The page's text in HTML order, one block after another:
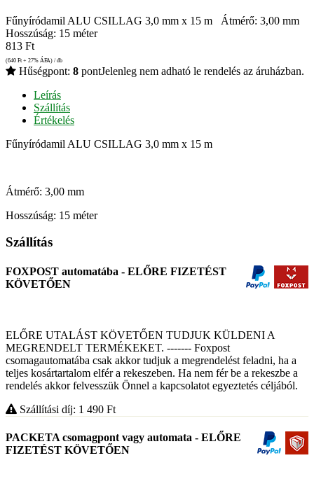
Fűnyíródamil ALU CSILLAG 3,0 mm x 15 m Átmérő: 3,00 mm
Hosszúság: 15 méter
813 Ft
(640 Ft + 27% ÁFA) / db
Hűségpont: 8 pontJelenleg nem adható le rendelés az áruházban.
Leírás
Szállítás
Értékelés
Fűnyíródamil ALU CSILLAG 3,0 mm x 15 m
Átmérő: 3,00 mm
Hosszúság: 15 méter
Szállítás
FOXPOST automatába - ELŐRE FIZETÉST
KÖVETŐEN
ELŐRE UTALÁST KÖVETŐEN TUDJUK KÜLDENI A
MEGRENDELT TERMÉKEKET. ------- Foxpost
csomagautomatába csak akkor tudjuk a megrendelést feladni, ha a
teljes kosártartalom elfér a rekeszeben. Ha nem fér be a rekeszbe a
rendelés akkor felvesszük Önnel a kapcsolatot egyeztetés céljából.
Szállítási díj: 1 490 Ft
PACKETA csomagpont vagy automata - ELŐRE
FIZETÉST KÖVETŐEN